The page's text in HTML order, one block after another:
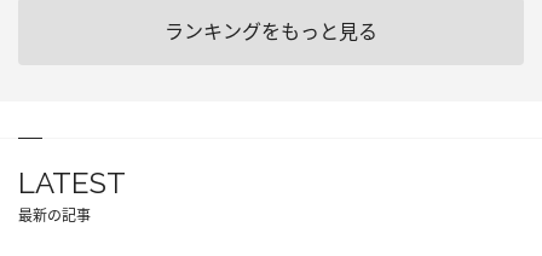
ランキングをもっと見る
LATEST
最新の記事